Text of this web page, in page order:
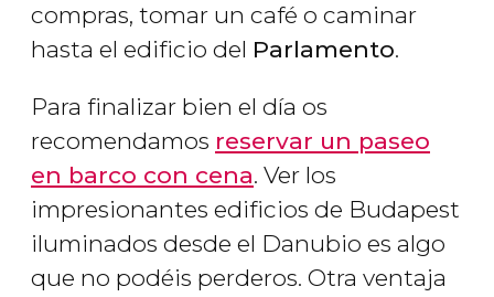
compras, tomar un café o caminar
hasta el edificio del Parlamento.
Para finalizar bien el día os
recomendamos reservar un paseo
en barco con cena. Ver los
impresionantes edificios de Budapest
iluminados desde el Danubio es algo
que no podéis perderos. Otra ventaja